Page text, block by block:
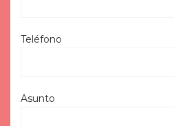
Teléfono
Asunto